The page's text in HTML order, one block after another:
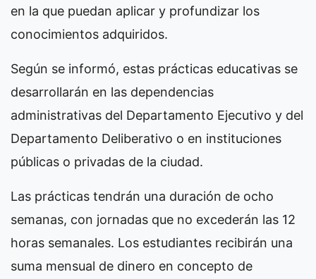
en la que puedan aplicar y profundizar los
conocimientos adquiridos.
Según se informó, estas prácticas educativas se
desarrollarán en las dependencias
administrativas del Departamento Ejecutivo y del
Departamento Deliberativo o en instituciones
públicas o privadas de la ciudad.
Las prácticas tendrán una duración de ocho
semanas, con jornadas que no excederán las 12
horas semanales. Los estudiantes recibirán una
suma mensual de dinero en concepto de